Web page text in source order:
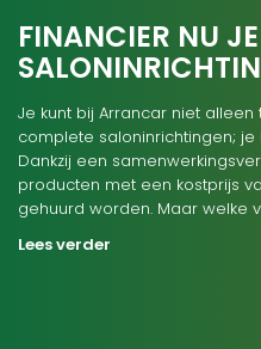
FINANCIER NU
Je kunt bij Arrancar niet
complete saloninrichtingen;
Dankzij een
producten met een kostprijs
gehuurd worden. Maar welke
Lees verder